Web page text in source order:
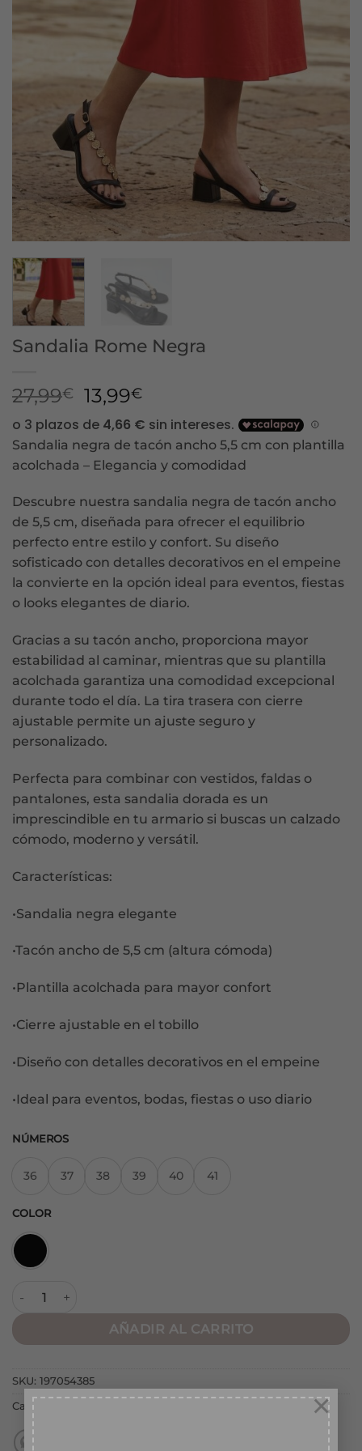
×
Sandalia Rome Negra
27,99€
El
precio
original
era:
27,99€.
13,99€El
precio
actual
es:
13,99€.
Sandalia negra de tacón ancho 5,5 cm con plantilla
acolchada – Elegancia y comodidad
Descubre nuestra sandalia negra de tacón ancho
de 5,5 cm, diseñada para ofrecer el equilibrio
perfecto entre estilo y confort. Su diseño
sofisticado con detalles decorativos en el empeine
la convierte en la opción ideal para eventos, fiestas
o looks elegantes de diario.
Gracias a su tacón ancho, proporciona mayor
estabilidad al caminar, mientras que su plantilla
acolchada garantiza una comodidad excepcional
durante todo el día. La tira trasera con cierre
ajustable permite un ajuste seguro y
personalizado.
Perfecta para combinar con vestidos, faldas o
pantalones, esta sandalia dorada es un
imprescindible en tu armario si buscas un calzado
cómodo, moderno y versátil.
Características:
•Sandalia negra elegante
•Tacón ancho de 5,5 cm (altura cómoda)
•Plantilla acolchada para mayor confort
•Cierre ajustable en el tobillo
•Diseño con detalles decorativos en el empeine
•Ideal para eventos, bodas, fiestas o uso diario
NÚMEROS
36 37 38 39 40 41
COLOR
AÑADIR AL CARRITO
SKU: 197054385
Categorías: